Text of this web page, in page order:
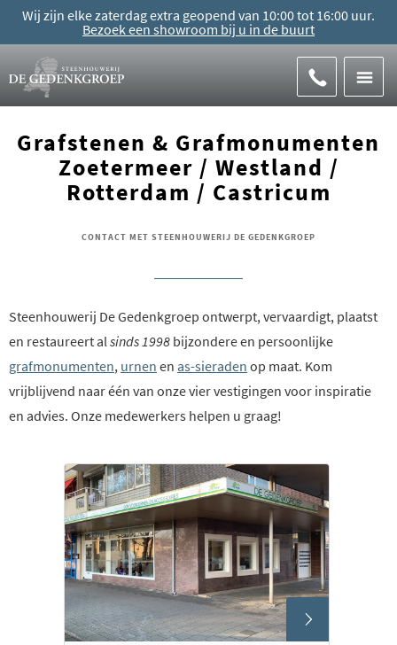
Wij zijn elke zaterdag extra geopend van 10:00 tot 16:00 uur.
Bezoek een showroom bij u in de buurt
Grafstenen & Grafmonumenten
Zoetermeer / Westland /
Rotterdam / Castricum
CONTACT MET STEENHOUWERIJ DE GEDENKGROEP
Steenhouwerij De Gedenkgroep ontwerpt, vervaardigt, plaatst
en restaureert alsinds 1998 bijzondere en persoonlijke
grafmonumenten, urnen en as-sieraden op maat. Kom
vrijblijvend naar één van onze vier vestigingen voor inspiratie
en advies. Onze medewerkers helpen u graag!